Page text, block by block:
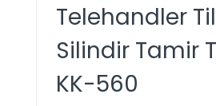
Telehandler
Silindir Tamir
KK-560